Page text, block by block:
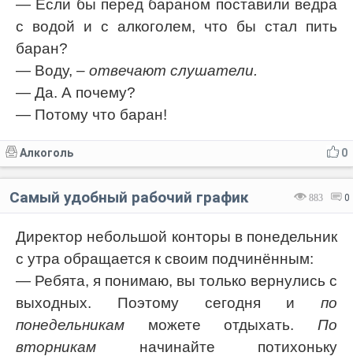
— Если бы перед бараном поставили ведра
с водой и с алкоголем, что бы стал пить
баран?
— Воду, – отвечают слушатели.
— Да. А почему?
— Потому что баран!
0
Алкоголь
883 0
Самый удобный рабочий график
Директор небольшой конторы в понедельник
с утра обращается к своим подчинённым:
— Ребята, я понимаю, вы только вернулись с
выходных. Поэтому сегодня и по
понедельникам можете отдыхать. По
вторникам начинайте потихоньку